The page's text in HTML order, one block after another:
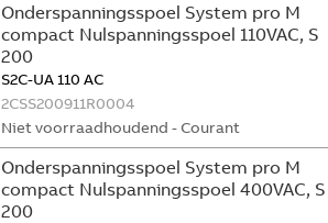
Onderspanningsspoel System pro M
compact Nulspanningsspoel 110VAC, S
200
S2C-UA 110 AC
2CSS200911R0004
Niet voorraadhoudend - Courant
Onderspanningsspoel System pro M
compact Nulspanningsspoel 400VAC, S
200